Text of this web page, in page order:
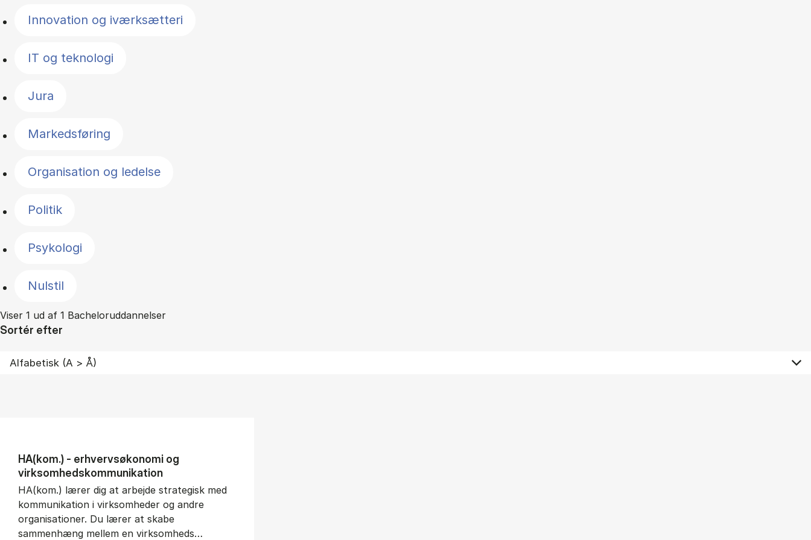
Innovation og iværksætteri
IT og teknologi
Jura
Markedsføring
Organisation og ledelse
Politik
Psykologi
Nulstil
Viser 1 ud af 1 Bacheloruddannelser
Sortér efter
HA(kom.) - erhvervs­økonomi og
virksomheds­kommunikation
HA(kom.) lærer dig at arbejde strategisk med
kommunikation i virksomheder og andre
organisationer. Du lærer at skabe
sammenhæng mellem en virksomheds…